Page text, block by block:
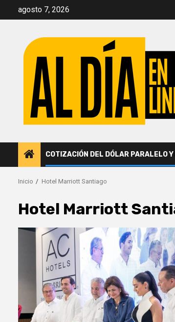
agosto 7, 2026
COTIZACIÓN DEL DÓLAR PARALELO
Inicio Hotel Marriott Santiago
Hotel Marriott